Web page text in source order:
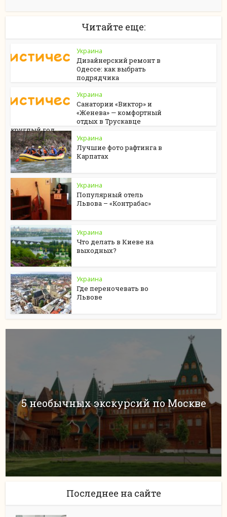
Читайте еще:
Украина
Дизайнерский ремонт в
Одессе: как выбрать
подрядчика
Украина
Санатории «Виктор» и
«Женева» — комфортный
отдых в Трускавце
круглый год
Украина
Лучшие фото рафтинга в
Карпатах
Украина
Популярный отель
Львова – «Контрабас»
Украина
Что делать в Киеве на
выходных?
Украина
Где переночевать во
Львове
5 необычных экскурсий по Москве
Последнее на сайте